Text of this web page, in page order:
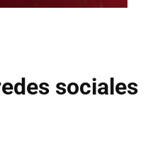
sociales